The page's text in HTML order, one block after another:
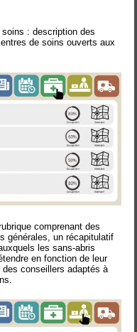
soins : description des
de soins ouverts aux
comprenant des
générales, un récapitulatif
les sans-abris
en fonction de leur
conseillers adaptés à